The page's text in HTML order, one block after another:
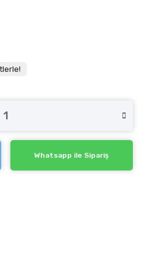
Whatsapp ile Sipariş